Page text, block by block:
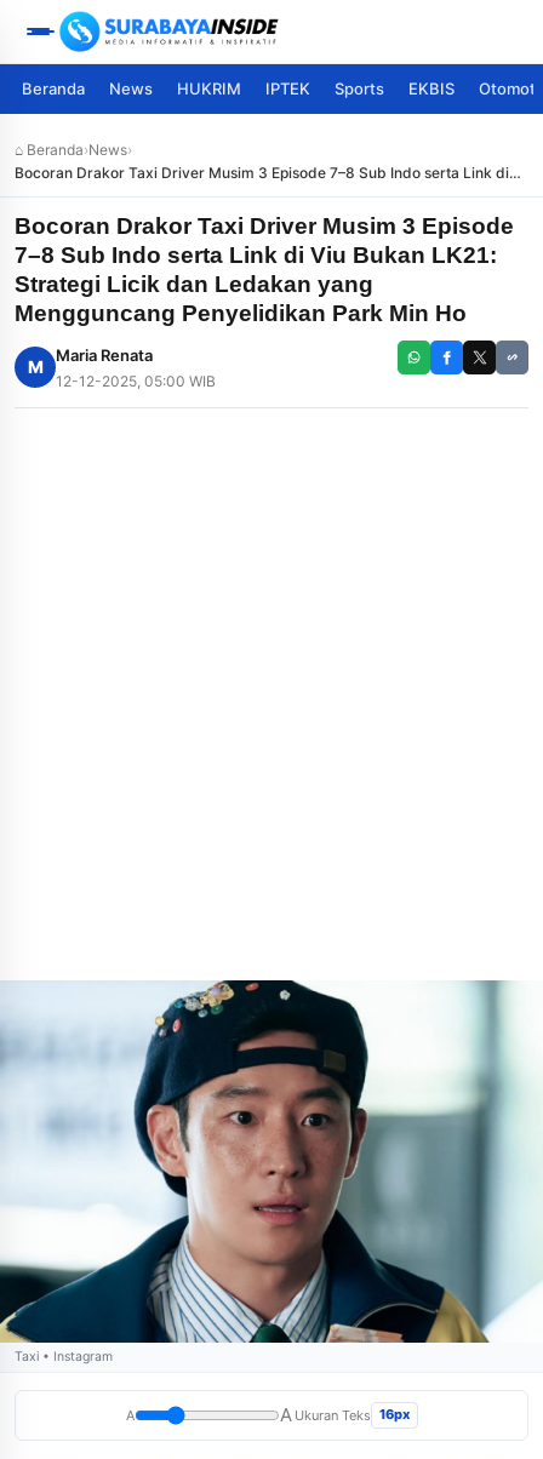
Beranda News HUKRIM IPTEK Sports EKBIS
⌂ Beranda›News›
Bocoran Drakor Taxi Driver Musim 3 Episode 7–8 Sub Indo serta Link di
Viu Bukan LK21: Strategi Licik dan Ledakan yang Mengguncang
Penyelidikan Park Min Ho
Bocoran Drakor Taxi Driver Musim 3 Episode
7–8 Sub Indo serta Link di Viu Bukan LK21:
Strategi Licik dan Ledakan yang
Mengguncang Penyelidikan Park Min Ho
M
Maria Renata
12-12-2025, 05:00 WIB
Taxi • Instagram
A A Ukuran Teks 16px